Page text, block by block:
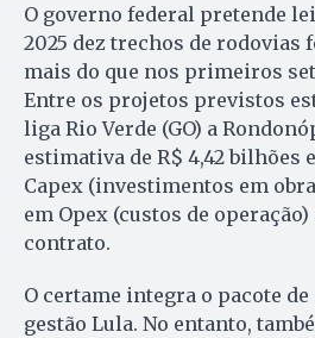
O governo federal pretende
2025 dez trechos de rodovias
mais do que nos primeiros
Entre os projetos previstos
liga Rio Verde (GO) a
estimativa de R$ 4,42 bilhões
Capex (investimentos em
em Opex (custos de
contrato.
O certame integra o pacote
gestão Lula. No entanto,